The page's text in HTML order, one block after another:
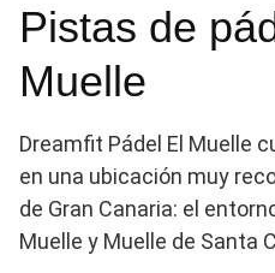
Pistas de
Muelle
Dreamfit Pádel El Muelle
en una ubicación muy
de Gran Canaria: el
Muelle y Muelle de Santa